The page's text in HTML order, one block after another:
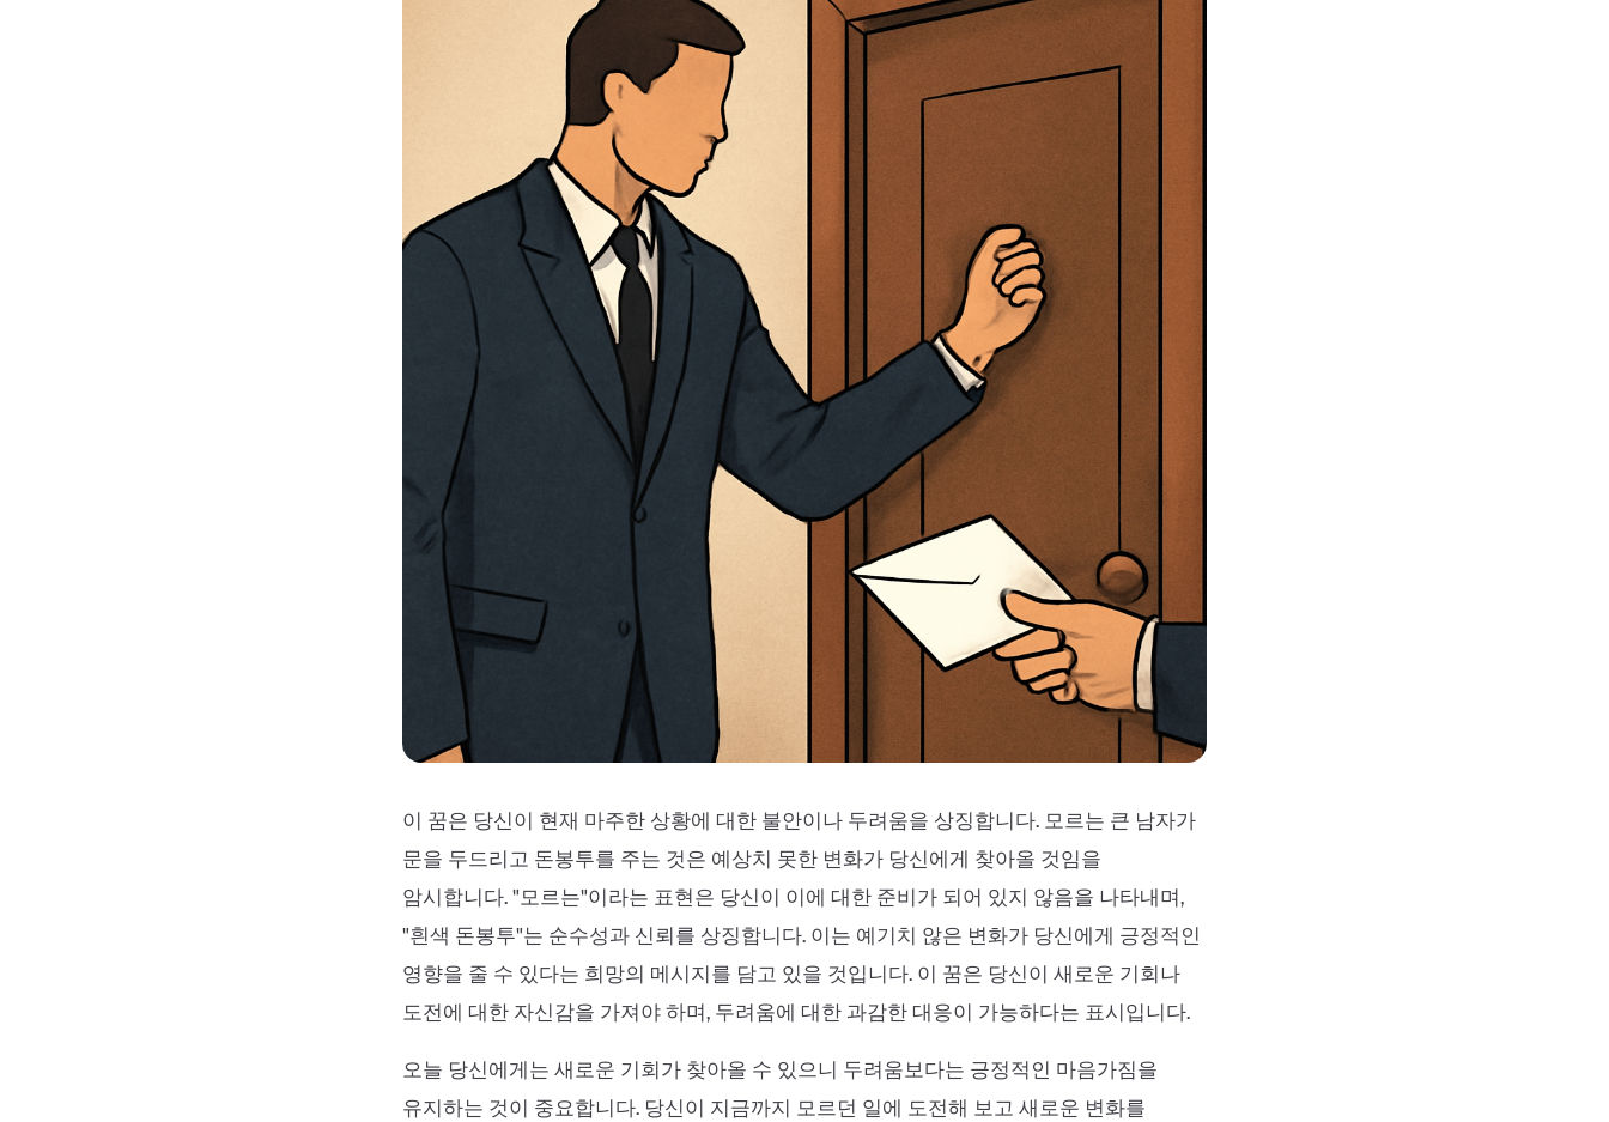
이 꿈은 당신이 현재 마주한 상황에 대한 불안이나 두려움을 상징합니다. 모르는 큰 남자가
문을 두드리고 돈봉투를 주는 것은 예상치 못한 변화가 당신에게 찾아올 것임을
암시합니다. "모르는"이라는 표현은 당신이 이에 대한 준비가 되어 있지 않음을 나타내며,
"흰색 돈봉투"는 순수성과 신뢰를 상징합니다. 이는 예기치 않은 변화가 당신에게 긍정적인
영향을 줄 수 있다는 희망의 메시지를 담고 있을 것입니다. 이 꿈은 당신이 새로운 기회나
도전에 대한 자신감을 가져야 하며, 두려움에 대한 과감한 대응이 가능하다는 표시입니다.
오늘 당신에게는 새로운 기회가 찾아올 수 있으니 두려움보다는 긍정적인 마음가짐을
유지하는 것이 중요합니다. 당신이 지금까지 모르던 일에 도전해 보고 새로운 변화를